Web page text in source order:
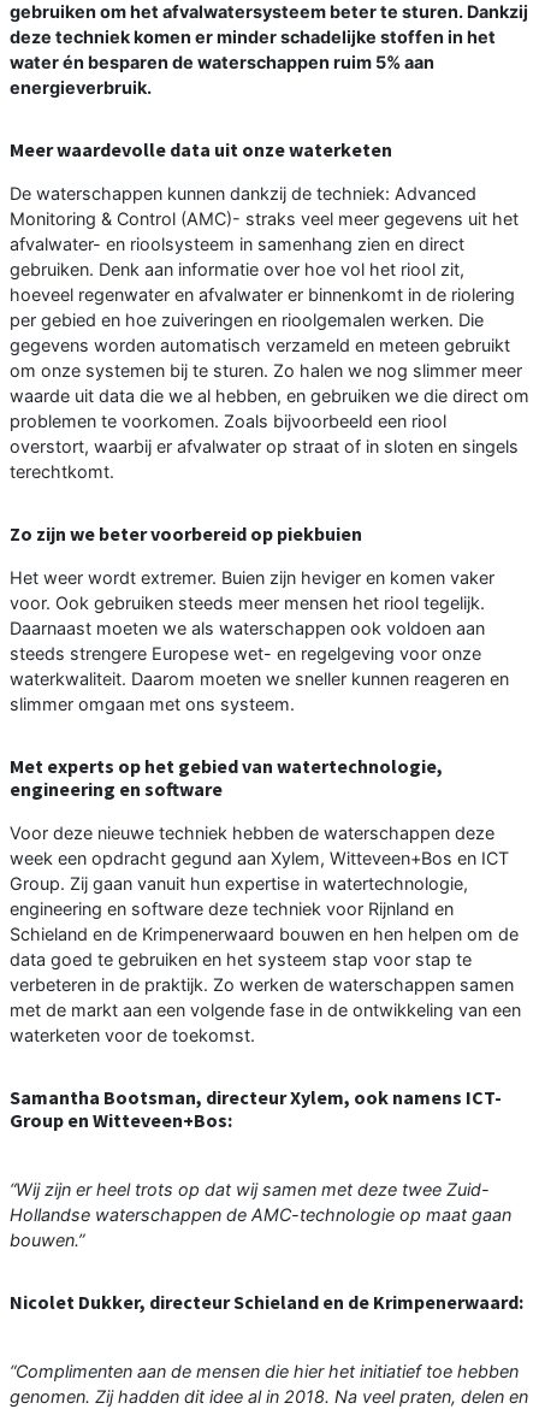
gebruiken om het afvalwatersysteem beter te sturen. Dankzij
deze techniek komen er minder schadelijke stoffen in het
water én besparen de waterschappen ruim 5% aan
energieverbruik.
Meer waardevolle data uit onze waterketen
De waterschappen kunnen dankzij de techniek: Advanced
Monitoring & Control (AMC)- straks veel meer gegevens uit het
afvalwater- en rioolsysteem in samenhang zien en direct
gebruiken. Denk aan informatie over hoe vol het riool zit,
hoeveel regenwater en afvalwater er binnenkomt in de riolering
per gebied en hoe zuiveringen en rioolgemalen werken. Die
gegevens worden automatisch verzameld en meteen gebruikt
om onze systemen bij te sturen. Zo halen we nog slimmer meer
waarde uit data die we al hebben, en gebruiken we die direct om
problemen te voorkomen. Zoals bijvoorbeeld een riool
overstort, waarbij er afvalwater op straat of in sloten en singels
terechtkomt.
Zo zijn we beter voorbereid op piekbuien
Het weer wordt extremer. Buien zijn heviger en komen vaker
voor. Ook gebruiken steeds meer mensen het riool tegelijk.
Daarnaast moeten we als waterschappen ook voldoen aan
steeds strengere Europese wet- en regelgeving voor onze
waterkwaliteit. Daarom moeten we sneller kunnen reageren en
slimmer omgaan met ons systeem.
Met experts op het gebied van watertechnologie,
engineering en software
Voor deze nieuwe techniek hebben de waterschappen deze
week een opdracht gegund aan Xylem, Witteveen+Bos en ICT
Group. Zij gaan vanuit hun expertise in watertechnologie,
engineering en software deze techniek voor Rijnland en
Schieland en de Krimpenerwaard bouwen en hen helpen om de
data goed te gebruiken en het systeem stap voor stap te
verbeteren in de praktijk. Zo werken de waterschappen samen
met de markt aan een volgende fase in de ontwikkeling van een
waterketen voor de toekomst.
Samantha Bootsman, directeur Xylem, ook namens ICT-
Group en Witteveen+Bos:
“Wij zijn er heel trots op dat wij samen met deze twee Zuid-
Hollandse waterschappen de AMC-technologie op maat gaan
bouwen.”
Nicolet Dukker, directeur Schieland en de Krimpenerwaard:
“Complimenten aan de mensen die hier het initiatief toe hebben
genomen. Zij hadden dit idee al in 2018. Na veel praten, delen en